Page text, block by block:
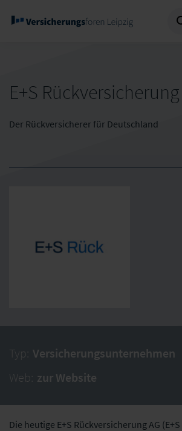
E+S Rückversicherung
Der Rückversicherer für Deutschland
Typ: Versicherungsunternehmen
Web: zur Website
Die heutige E+S Rückversicherung AG